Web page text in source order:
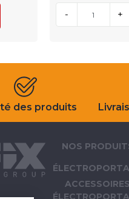
- +
des produits
NOS
ACCESSOIRES